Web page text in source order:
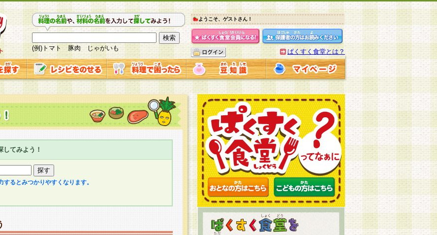
(例)トマト 豚肉 じゃがいも
ようこそ、ゲストさん！
ぱくすく食堂とは？
てみよう！
るとみつかりやすくなります。